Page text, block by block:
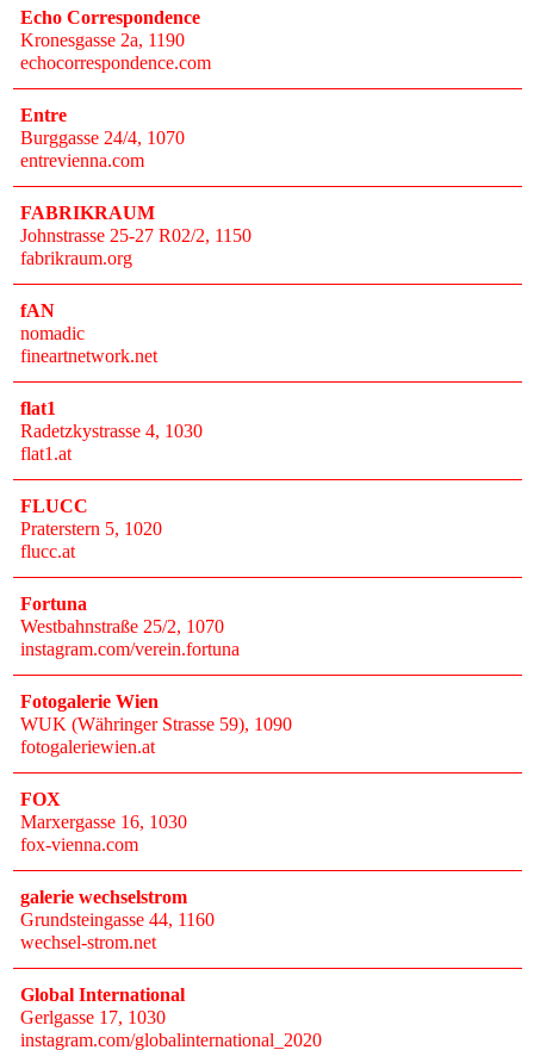
Echo Correspondence
Kronesgasse 2a, 1190
echocorrespondence.com
Entre
Burggasse 24/4, 1070
entrevienna.com
FABRIKRAUM
Johnstrasse 25-27 R02/2, 1150
fabrikraum.org
fAN
nomadic
fineartnetwork.net
flat1
Radetzkystrasse 4, 1030
flat1.at
FLUCC
Praterstern 5, 1020
flucc.at
Fortuna
Westbahnstraße 25/2, 1070
instagram.com/verein.fortuna
Fotogalerie Wien
WUK (Währinger Strasse 59), 1090
fotogaleriewien.at
FOX
Marxergasse 16, 1030
fox-vienna.com
galerie wechselstrom
Grundsteingasse 44, 1160
wechsel-strom.net
Global International
Gerlgasse 17, 1030
instagram.com/globalinternational_2020